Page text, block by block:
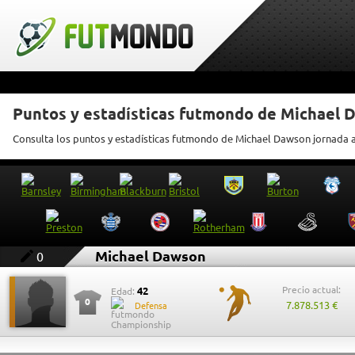
Puntos y estadísticas futmondo de Michael
Consulta los puntos y estadísticas futmondo de Michael Dawson jornada
0 Michael Dawson
0
Edad: 42
Defensa
Precio actual:
7.878.513 €